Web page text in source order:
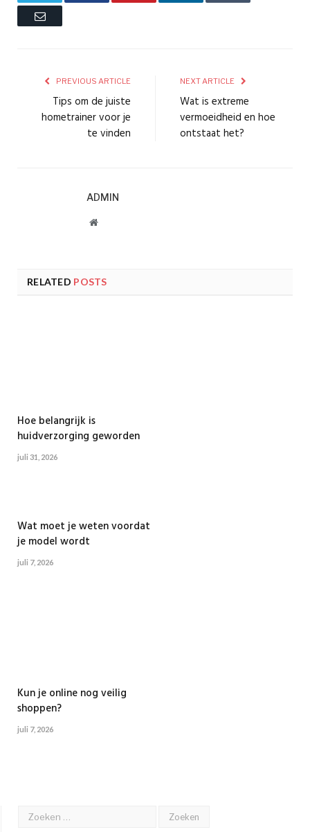
Email
PREVIOUS ARTICLE
Tips om de juiste
hometrainer voor je
te vinden
NEXT ARTICLE
Wat is extreme
vermoeidheid en hoe
ontstaat het?
ADMIN
Website
RELATED POSTS
Hoe belangrijk is
huidverzorging geworden
juli 31, 2026
Wat moet je weten voordat
je model wordt
juli 7, 2026
Kun je online nog veilig
shoppen?
juli 7, 2026